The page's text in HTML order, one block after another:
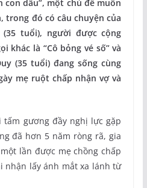
con dâu”, một chủ đề muôn
trong đó có câu chuyện của
tuổi), người được cộng
khác là “Cô bỏng vé số” và
(35 tuổi) đang sống cùng
mẹ ruột chấp nhận vợ và
gương đầy nghị lực gặp
đã hơn 5 năm ròng rã, gia
lần được mẹ chồng chấp
nhận lấy ánh mắt xa lánh từ